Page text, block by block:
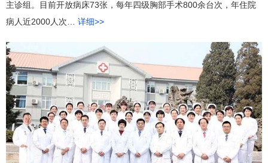
主诊组。目前开放病床73张，每年四级胸部手术800余台次，年住院
病人近2000人次… 详细>>